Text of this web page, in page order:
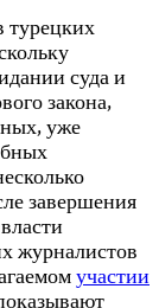
турецких
суда и
закона,
уже
завершения
журналистов
участии